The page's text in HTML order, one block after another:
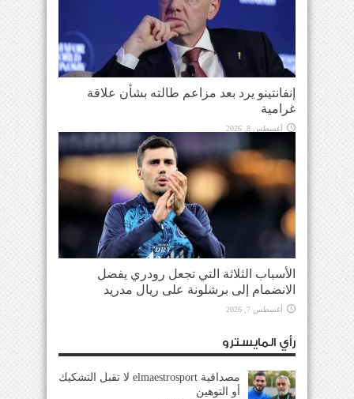
إنفانتينو يرد بعد مزاعم طالته بشأن علاقة
غرامية
أغسطس 8, 2026
الأسباب الثلاثة التي تجعل رودري يفضل
الانضمام إلى برشلونة على ريال مدريد
أغسطس 7, 2026
رأي المايسترو
مصداقية elmaestrosport لا تقبل التشكيك
أو التوهين